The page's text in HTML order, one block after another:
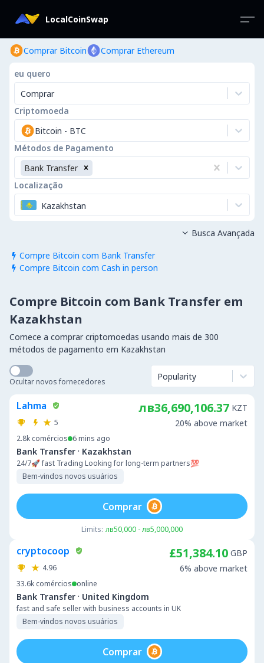
LocalCoinSwap
Comprar Bitcoin Comprar Ethereum
eu quero
Comprar
Criptomoeda
Bitcoin - BTC
Métodos de Pagamento
Bank Transfer
Localização
Kazakhstan
 Compre Bitcoin com Bank Transfer
 Compre Bitcoin com Cash in person
 Busca Avançada
Compre Bitcoin com Bank Transfer em
Kazakhstan
Comece a comprar criptomoedas usando mais de 300
métodos de pagamento em Kazakhstan
Ocultar novos fornecedores Popularity
Lahma
5
2.8k comércios 6 mins ago
Bank Transfer · Kazakhstan
24/7🚀 fast Trading Looking for long-term partners💯
Bem-vindos novos usuários
лв36,690,106.37 KZT
20% above market
Limits: лв50,000 - лв5,000,000
Comprar
cryptocoop
4.96
33.6k comércios online
Bank Transfer · United Kingdom
fast and safe seller with business accounts in UK
Bem-vindos novos usuários
£51,384.10 GBP
6% above market
Comprar